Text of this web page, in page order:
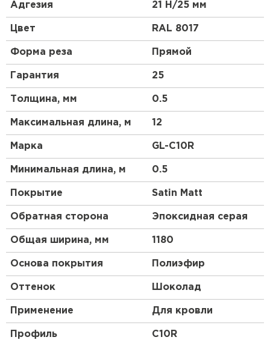
чем другие виды профнастила. Благодаря
высоте профиля этот материал будет органично
смотреться на крыше любой сложности.
Адгезия 21 Н/25 мм
Цвет RAL 8017
Форма реза Прямой
Гарантия 25
Толщина, мм 0.5
Максимальная длина, м 12
Марка GL-С10R
Минимальная длина, м 0.5
Покрытие Satin Matt
Обратная сторона Эпоксидная серая
Общая ширина, мм 1180
Основа покрытия Полиэфир
Оттенок Шоколад
Применение Для кровли
Профиль C10R